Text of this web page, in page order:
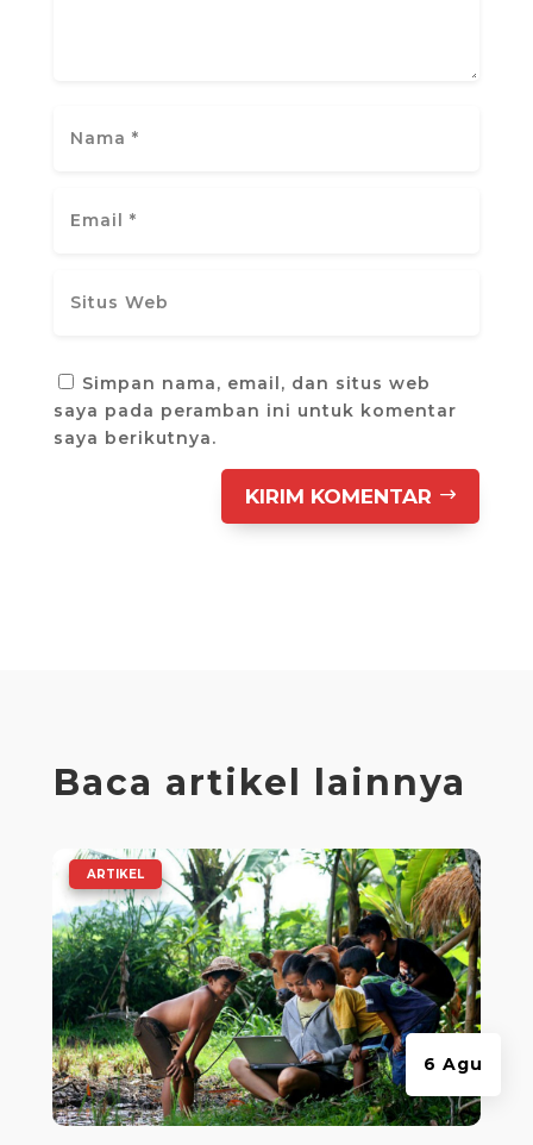
Simpan nama, email, dan situs web
saya pada peramban ini untuk komentar
saya berikutnya.
KIRIM KOMENTAR
Baca artikel lainnya
6 Agu
ARTIKEL